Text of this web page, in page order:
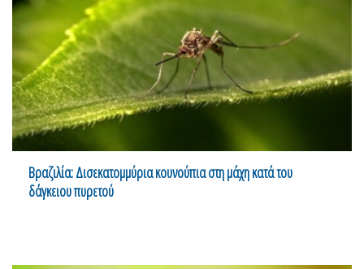
Βραζιλία: Δισεκατομμύρια κουνούπια στη μάχη κατά του
δάγκειου πυρετού